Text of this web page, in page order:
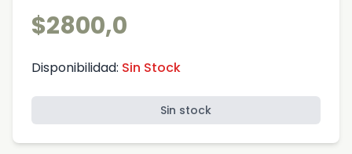
$2800,0
Disponibilidad: Sin Stock
Sin stock